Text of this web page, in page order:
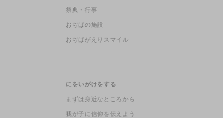
祭典・行事
おぢばの施設
おぢばがえりスマイル
にをいがけをする
まずは身近なところから
我が子に信仰を伝えよう